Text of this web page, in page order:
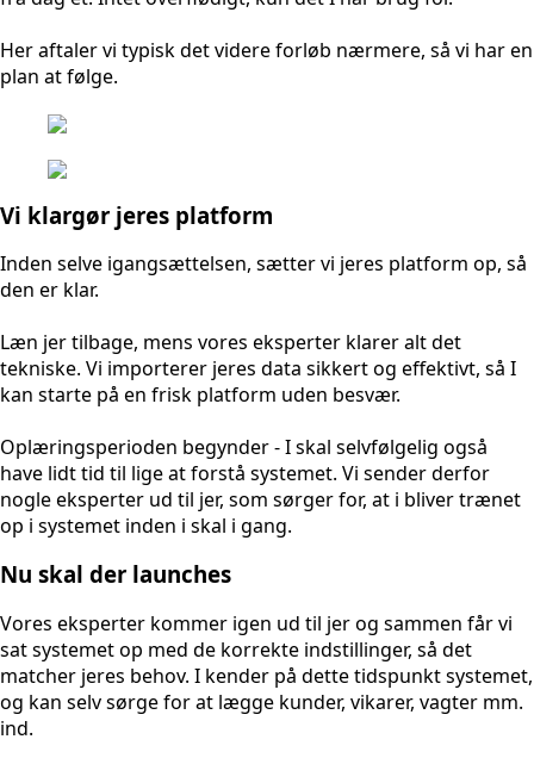
Her aftaler vi typisk det videre forløb nærmere, så vi har en
plan at følge.
Vi klargør jeres platform
Inden selve igangsættelsen, sætter vi jeres platform op, så
den er klar.
Læn jer tilbage, mens vores eksperter klarer alt det
tekniske. Vi importerer jeres data sikkert og effektivt, så I
kan starte på en frisk platform uden besvær.
Oplæringsperioden begynder - I skal selvfølgelig også
have lidt tid til lige at forstå systemet. Vi sender derfor
nogle eksperter ud til jer, som sørger for, at i bliver trænet
op i systemet inden i skal i gang.
Nu skal der launches
Vores eksperter kommer igen ud til jer og sammen får vi
sat systemet op med de korrekte indstillinger, så det
matcher jeres behov. I kender på dette tidspunkt systemet,
og kan selv sørge for at lægge kunder, vikarer, vagter mm.
ind.